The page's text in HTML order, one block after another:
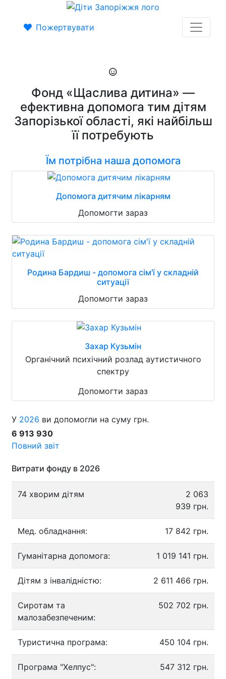
Пожертвувати
Фонд «Щаслива дитина» —
ефективна допомога тим дітям
Запорізької області, які найбільш
її потребують
Їм потрібна наша допомога
Допомога дитячим лікарням
Допомогти зараз
Родина Бардиш - допомога сім'ї у складній
ситуації
Допомогти зараз
Захар Кузьмін
Органічний психічний розлад аутистичного
спектру
Допомогти зараз
У 2026 ви допомогли на суму грн.
6 913 930
Повний звіт
Витрати фонду в 2026
74 хворим дітям
2 063
939 грн.
Мед. обладнання: 17 842 грн.
Гуманітарна допомога: 1 019 141 грн.
Дітям з інвалідністю: 2 611 466 грн.
Сиротам та
малозабезпеченим:
502 702 грн.
Туристична програма: 450 104 грн.
Програма "Хелпус": 547 312 грн.